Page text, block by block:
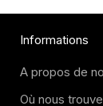
Informations
A propos de
Où nous